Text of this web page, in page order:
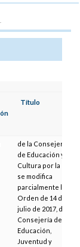
Título
de la Consejería
de Educación y
Cultura por la que
se modifica
parcialmente la
Orden de 14 de
julio de 2017, de la
Consejería de
Educación,
Juventud y